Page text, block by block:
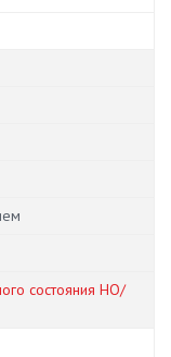
состояния НО/